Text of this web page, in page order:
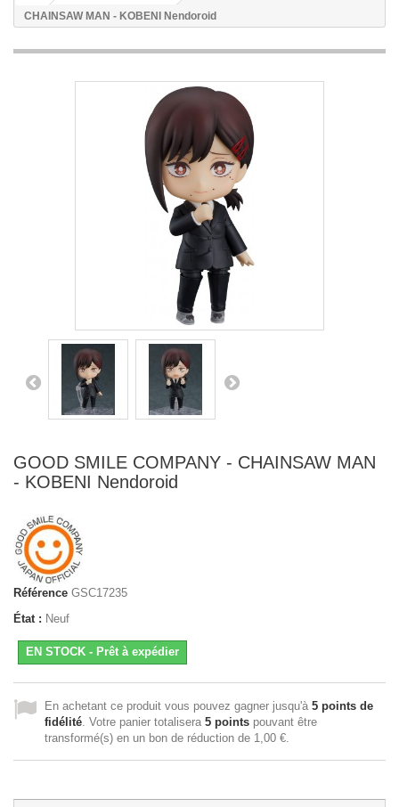
CHAINSAW MAN - KOBENI Nendoroid
GOOD SMILE COMPANY - CHAINSAW MAN
- KOBENI Nendoroid
Référence GSC17235
État : Neuf
EN STOCK - Prêt à expédier
En achetant ce produit vous pouvez gagner jusqu'à 5 points de
fidélité . Votre panier totalisera 5 points pouvant être
transformé(s) en un bon de réduction de 1,00 €